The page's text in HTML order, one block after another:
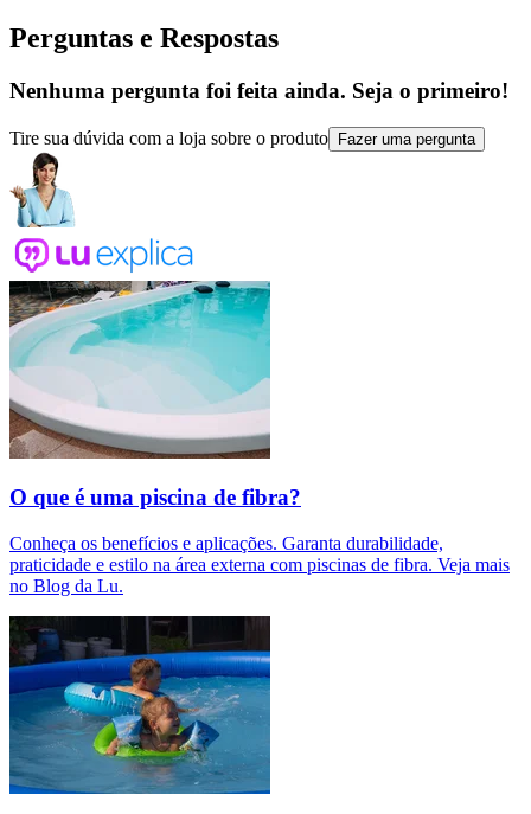
Perguntas e Respostas
Nenhuma pergunta foi feita ainda. Seja o primeiro!
Tire sua dúvida com a loja sobre o produto Fazer uma pergunta
O que é uma piscina de fibra?
Conheça os benefícios e aplicações. Garanta durabilidade,
praticidade e estilo na área externa com piscinas de fibra. Veja mais
no Blog da Lu.